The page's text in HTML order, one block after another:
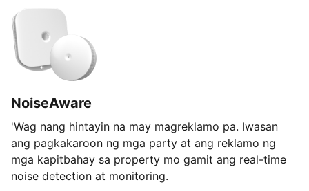
NoiseAware
'Wag nang hintayin na may magreklamo pa. Iwasan
ang pagkakaroon ng mga party at ang reklamo ng
mga kapitbahay sa property mo gamit ang real-time
noise detection at monitoring.